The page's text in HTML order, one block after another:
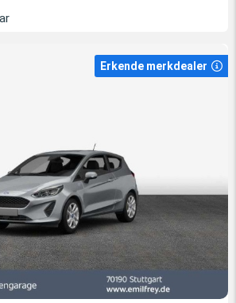
Erkende merkdealer